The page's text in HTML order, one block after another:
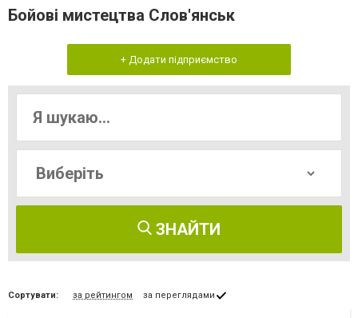
Бойові мистецтва Слов'янськ
+ Додати підприємство
ЗНАЙТИ
Сортувати: за рейтингом за переглядами